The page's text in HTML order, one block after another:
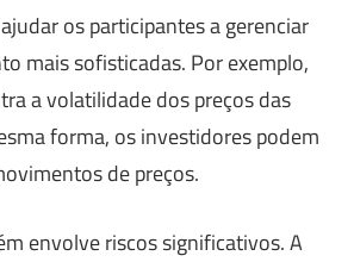
os participantes a gerenciar
mais sofisticadas. Por exemplo,
a volatilidade dos preços das
forma, os investidores podem
de preços.
envolve riscos significativos. A